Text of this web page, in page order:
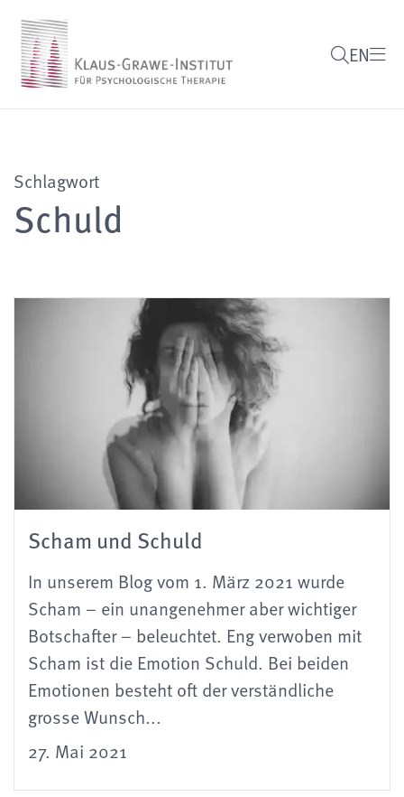
EN
Schlagwort
Schuld
Scham und Schuld
In unserem Blog vom 1. März 2021 wurde
Scham – ein unangenehmer aber wichtiger
Botschafter – beleuchtet. Eng verwoben mit
Scham ist die Emotion Schuld. Bei beiden
Emotionen besteht oft der verständliche
grosse Wunsch...
27. Mai 2021